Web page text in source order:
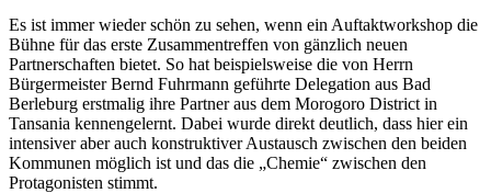
Es ist immer wieder schön zu sehen, wenn ein Auftaktworkshop die
Bühne für das erste Zusammentreffen von gänzlich neuen
Partnerschaften bietet. So hat beispielsweise die von Herrn
Bürgermeister Bernd Fuhrmann geführte Delegation aus Bad
Berleburg erstmalig ihre Partner aus dem Morogoro District in
Tansania kennengelernt. Dabei wurde direkt deutlich, dass hier ein
intensiver aber auch konstruktiver Austausch zwischen den beiden
Kommunen möglich ist und das die „Chemie“ zwischen den
Protagonisten stimmt.